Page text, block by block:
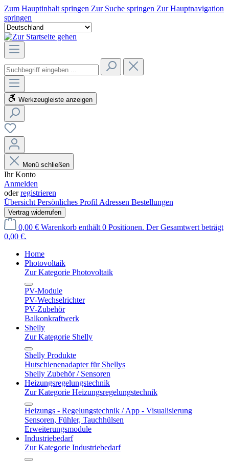
Zum Hauptinhalt springen Zur Suche springen Zur Hauptnavigation
springen
Werkzeugleiste anzeigen
Menü schließen
Ihr Konto
Anmelden
oderregistrieren
Übersicht Persönliches Profil Adressen Bestellungen
Vertrag widerrufen
0,00 € Warenkorb enthält 0 Positionen. Der Gesamtwert beträgt
0,00 €.
Home
Photovoltaik
Zur Kategorie Photovoltaik
PV-Module
PV-Wechselrichter
PV-Zubehör
Balkonkraftwerk
Shelly
Zur Kategorie Shelly
Shelly Produkte
Hutschienenadapter für Shellys
Shelly Zubehör / Sensoren
Heizungsregelungstechnik
Zur Kategorie Heizungsregelungstechnik
Heizungs - Regelungstechnik / App - Visualisierung
Sensoren, Fühler, Tauchhülsen
Erweiterungsmodule
Industriebedarf
Zur Kategorie Industriebedarf